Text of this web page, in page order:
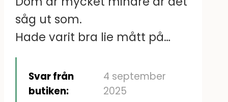
såg ut som.
Hade varit bra lie mått på
dom.
Svar från
butiken:
4 september
2025